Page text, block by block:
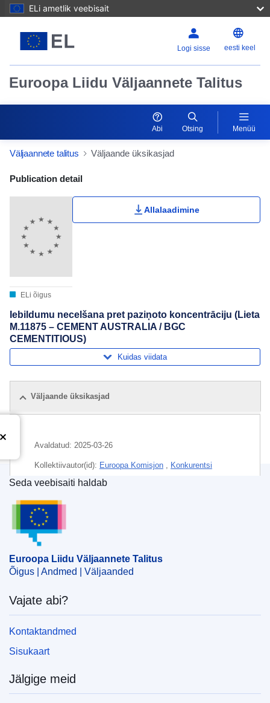
ELi ametlik veebisait
Logi sisse eesti keel
Euroopa Liidu Väljaannete Talitus
Abi Otsing Menüü
Väljaannete talitus Väljaande üksikasjad
Publication Detail Actions Portlet
Publication detail
ELi õigus
Allalaadimine
Iebildumu necelšana pret paziņoto koncentrāciju (Lieta
M.11875 – CEMENT AUSTRALIA / BGC
CEMENTITIOUS)
Kuidas viidata
Väljaande üksikasjad
Avaldatud: 2025-03-26
Kollektiivautor(id): Euroopa Komisjon , Konkurentsi
peadirektoraat(Euroopa Komisjon
Teema:ehitusmaterjalid
ühinemise kontroll
CELEX : 52025M11875(01)
ELI :C/2025/1850/oj
IMMC : C(2025)1769/3995588
pdfa2a
Euroopa Liidu Väljaannete Talitus
Seda veebisaiti haldab
Euroopa Liidu Väljaannete Talitus
Õigus | Andmed | Väljaanded
Vajate abi?
Kontaktandmed
Sisukaart
Jälgige meid